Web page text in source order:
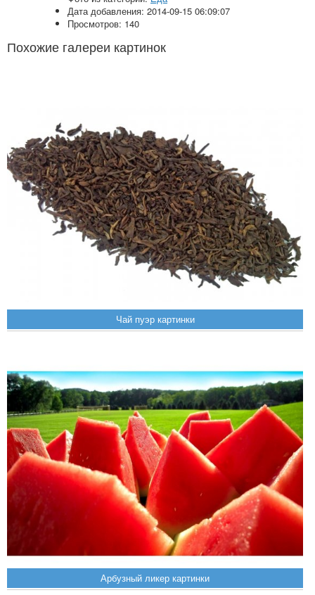
Дата добавления: 2014-09-15 06:09:07
Просмотров: 140
Похожие галереи картинок
Чай пуэр картинки
Арбузный ликер картинки